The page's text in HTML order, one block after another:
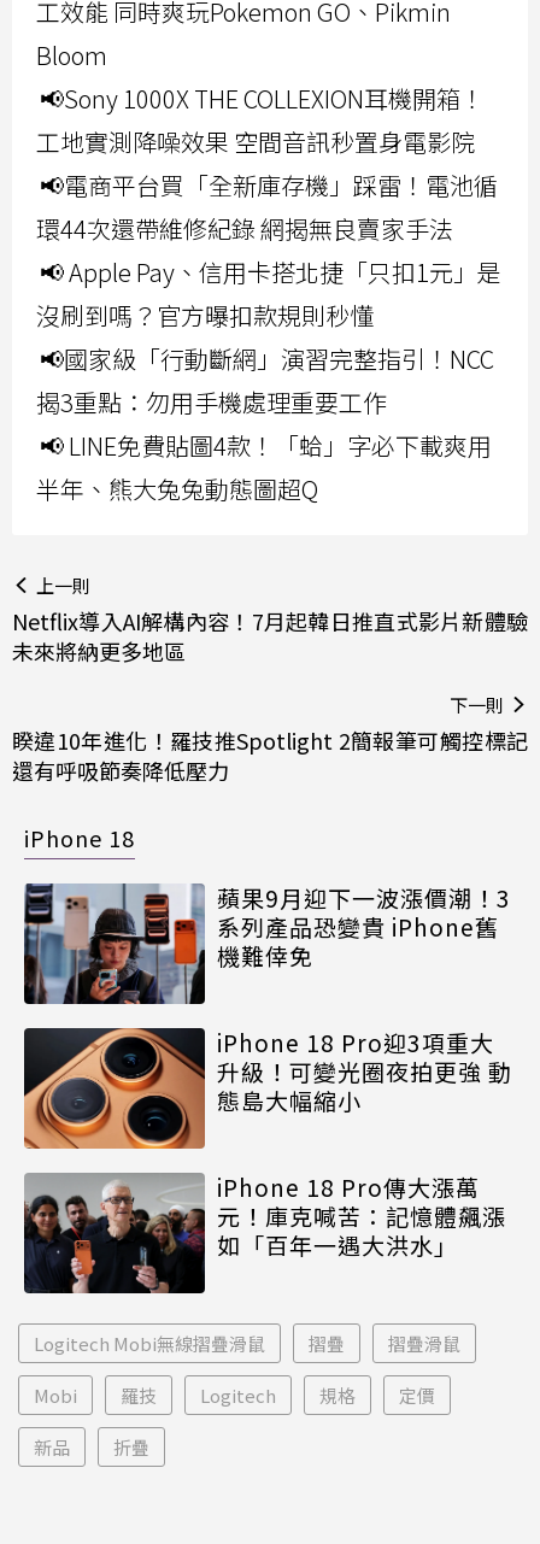
工效能 同時爽玩Pokemon GO、Pikmin
Bloom
📢Sony 1000X THE COLLEXION耳機開箱！
工地實測降噪效果 空間音訊秒置身電影院
📢電商平台買「全新庫存機」踩雷！電池循
環44次還帶維修紀錄 網揭無良賣家手法
📢 Apple Pay、信用卡搭北捷「只扣1元」是
沒刷到嗎？官方曝扣款規則秒懂
📢國家級「行動斷網」演習完整指引！NCC
揭3重點：勿用手機處理重要工作
📢 LINE免費貼圖4款！「蛤」字必下載爽用
半年、熊大兔兔動態圖超Q
上一則
Netflix導入AI解構內容！7月起韓日推直式影片新體驗
未來將納更多地區
下一則
睽違10年進化！羅技推Spotlight 2簡報筆可觸控標記
還有呼吸節奏降低壓力
iPhone 18
蘋果9月迎下一波漲價潮！3
系列產品恐變貴 iPhone舊
機難倖免
iPhone 18 Pro迎3項重大
升級！可變光圈夜拍更強 動
態島大幅縮小
iPhone 18 Pro傳大漲萬
元！庫克喊苦：記憶體飆漲
如「百年一遇大洪水」
Logitech Mobi無線摺疊滑鼠 摺疊 摺疊滑鼠
Mobi 羅技 Logitech 規格 定價
新品 折疊